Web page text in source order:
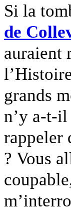
Si la
de
auraient
grands
n’y a-t-
rappeler
? Vous